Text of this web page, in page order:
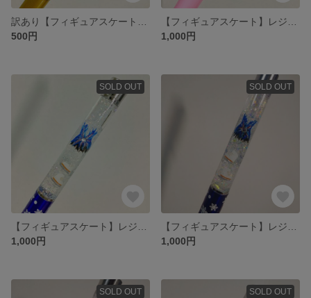
500円
1,000円
SOLD OUT
1,000円
SOLD OUT
1,000円
SOLD OUT SOLD OUT